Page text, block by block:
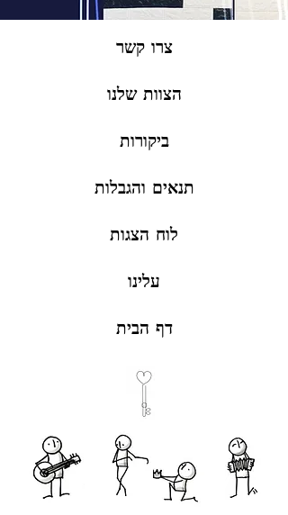
צרו קשר
הצוות שלנו
ביקורות
תנאים והגבלות
לוח הצגות
עלינו
דף הבית